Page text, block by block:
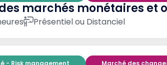
marchés monétaires et
Présentiel ou Distanciel
- Risk management Marché des